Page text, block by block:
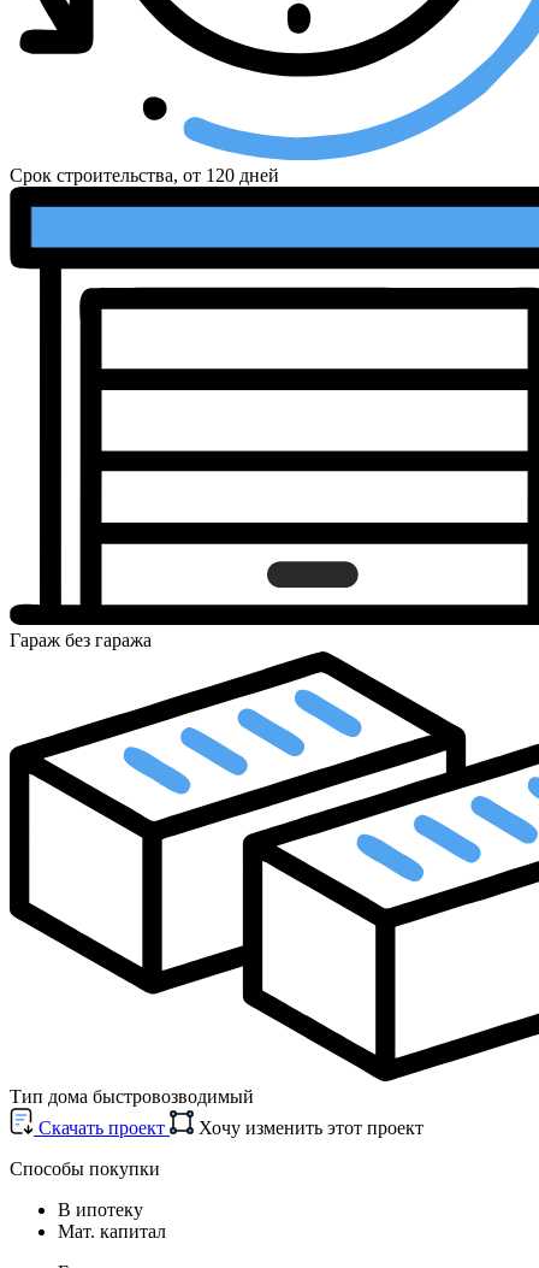
Срок строительства, от 120 дней
Гараж без гаража
Тип дома быстровозводимый
Cкачать проект
Хочу изменить этот проект
Способы покупки
В ипотеку
Мат. капитал